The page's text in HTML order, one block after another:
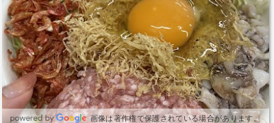
画像は著作権で保護されている場合があります。